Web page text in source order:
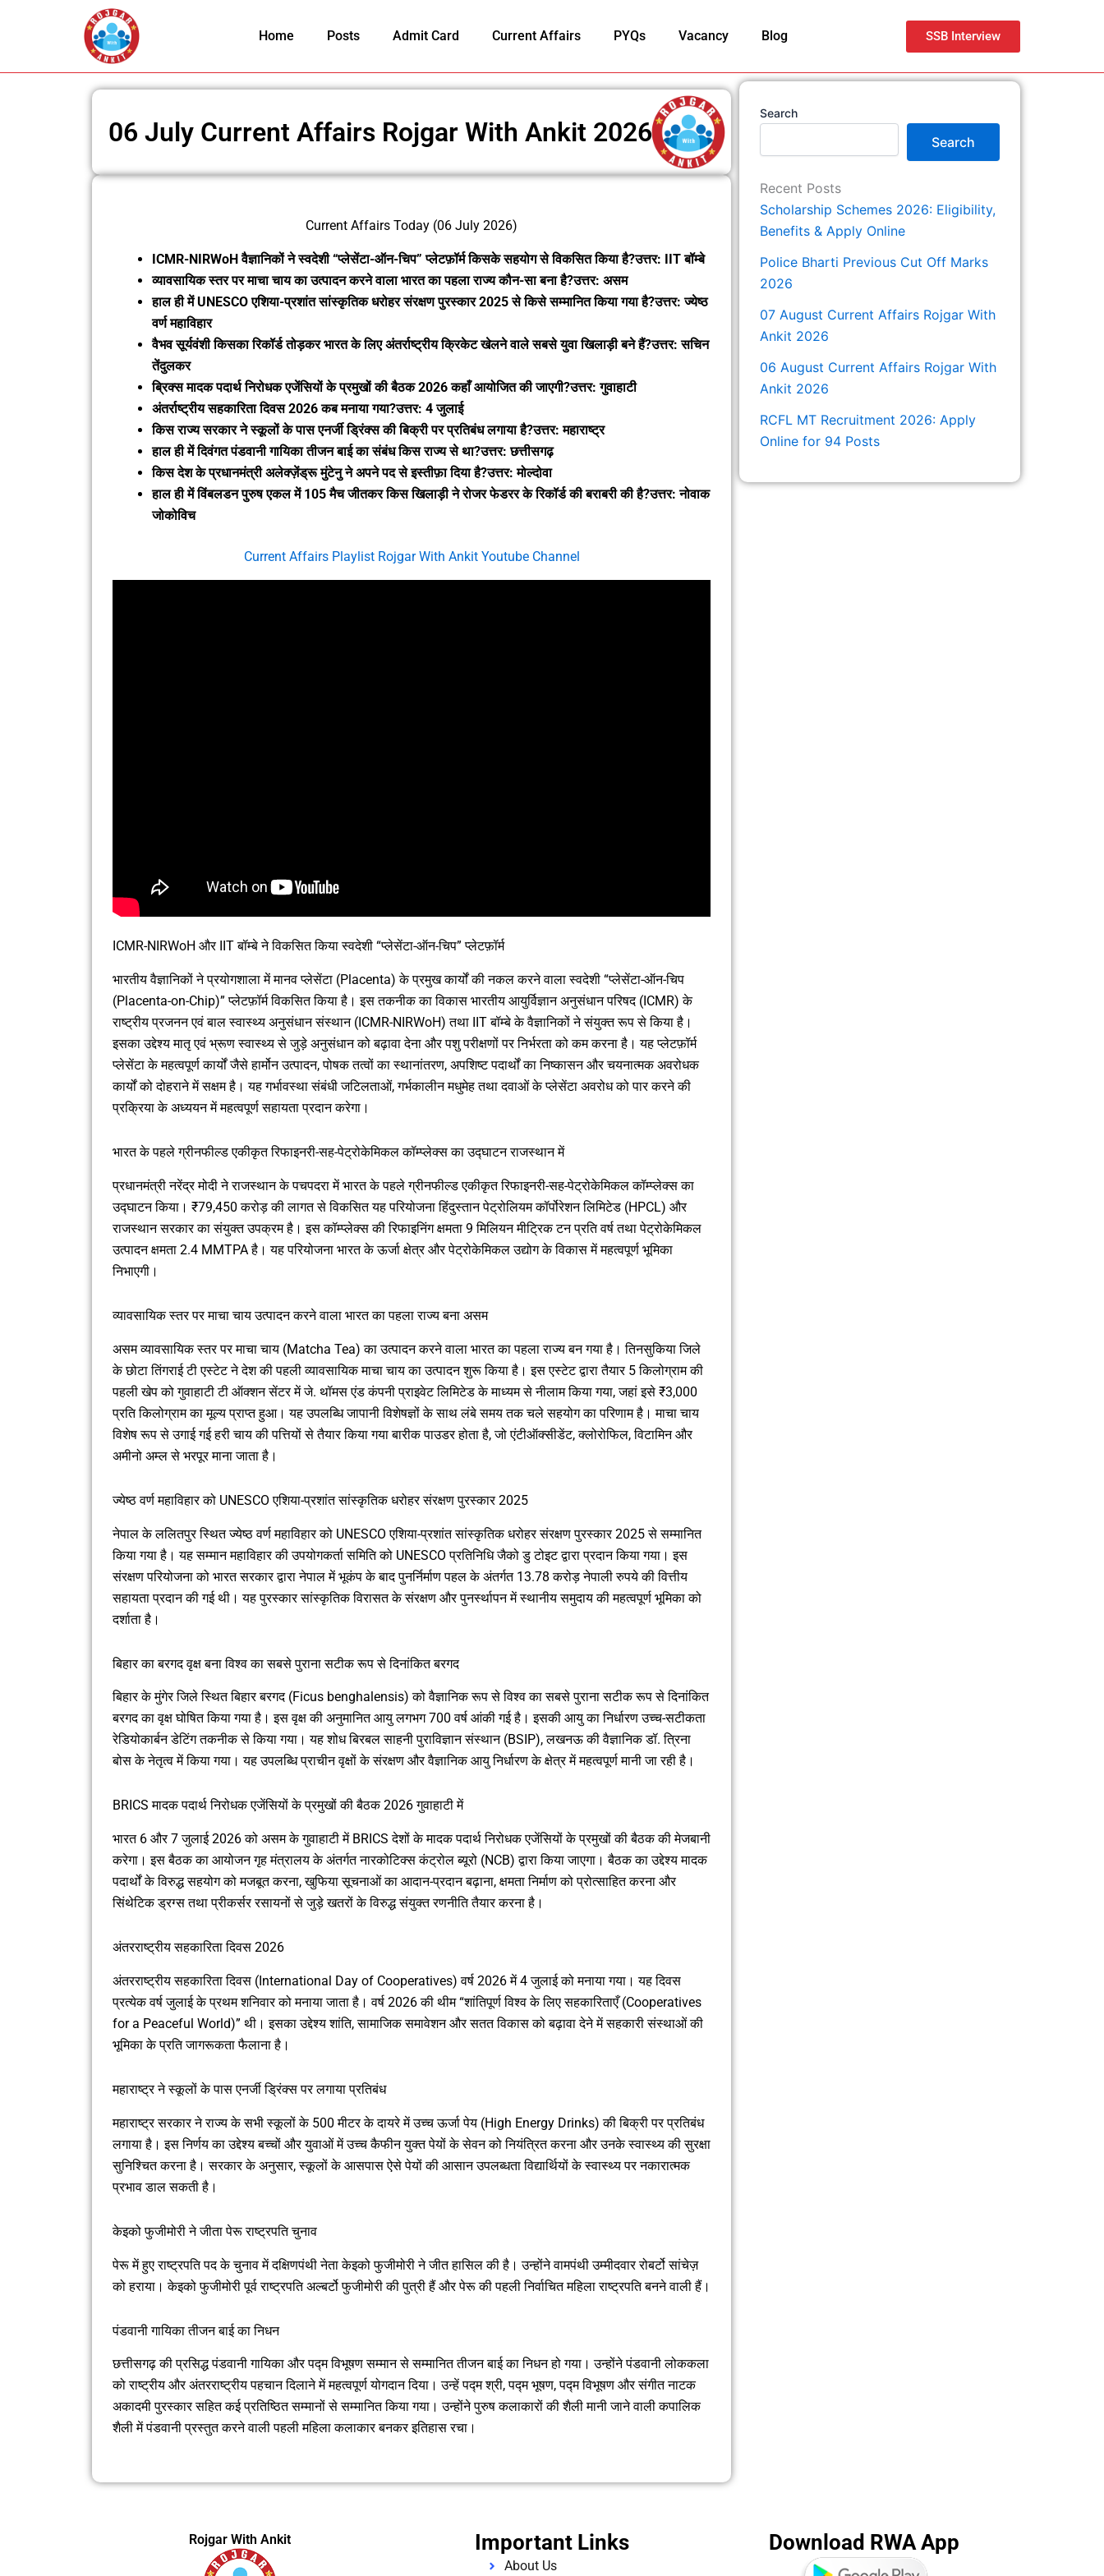
Home Posts Admit Card Current Affairs PYQs Vacancy Blog SSB Interview
06 July Current Affairs Rojgar With Ankit 2026
Current Affairs Today (06 July 2026)
ICMR-NIRWoH वैज्ञानिकों ने स्वदेशी “प्लेसेंटा-ऑन-चिप” प्लेटफ़ॉर्म किसके सहयोग से विकसित किया है?उत्तर: IIT बॉम्बे
व्यावसायिक स्तर पर माचा चाय का उत्पादन करने वाला भारत का पहला राज्य कौन-सा बना है?उत्तर: असम
हाल ही में UNESCO एशिया-प्रशांत सांस्कृतिक धरोहर संरक्षण पुरस्कार 2025 से किसे सम्मानित किया गया है?उत्तर: ज्येष्ठ
वर्ण महाविहार
वैभव सूर्यवंशी किसका रिकॉर्ड तोड़कर भारत के लिए अंतर्राष्ट्रीय क्रिकेट खेलने वाले सबसे युवा खिलाड़ी बने हैं?उत्तर: सचिन
तेंदुलकर
ब्रिक्स मादक पदार्थ निरोधक एजेंसियों के प्रमुखों की बैठक 2026 कहाँ आयोजित की जाएगी?उत्तर: गुवाहाटी
अंतर्राष्ट्रीय सहकारिता दिवस 2026 कब मनाया गया?उत्तर: 4 जुलाई
किस राज्य सरकार ने स्कूलों के पास एनर्जी ड्रिंक्स की बिक्री पर प्रतिबंध लगाया है?उत्तर: महाराष्ट्र
हाल ही में दिवंगत पंडवानी गायिका तीजन बाई का संबंध किस राज्य से था?उत्तर: छत्तीसगढ़
किस देश के प्रधानमंत्री अलेक्ज़ेंड्रू मुंटेनु ने अपने पद से इस्तीफ़ा दिया है?उत्तर: मोल्दोवा
हाल ही में विंबलडन पुरुष एकल में 105 मैच जीतकर किस खिलाड़ी ने रोजर फेडरर के रिकॉर्ड की बराबरी की है?उत्तर: नोवाक
जोकोविच
Current Affairs Playlist Rojgar With Ankit Youtube Channel
ICMR-NIRWoH और IIT बॉम्बे ने विकसित किया स्वदेशी “प्लेसेंटा-ऑन-चिप” प्लेटफ़ॉर्म
भारतीय वैज्ञानिकों ने प्रयोगशाला में मानव प्लेसेंटा (Placenta) के प्रमुख कार्यों की नकल करने वाला स्वदेशी “प्लेसेंटा-ऑन-चिप
(Placenta-on-Chip)” प्लेटफ़ॉर्म विकसित किया है। इस तकनीक का विकास भारतीय आयुर्विज्ञान अनुसंधान परिषद (ICMR) के
राष्ट्रीय प्रजनन एवं बाल स्वास्थ्य अनुसंधान संस्थान (ICMR-NIRWoH) तथा IIT बॉम्बे के वैज्ञानिकों ने संयुक्त रूप से किया है।
इसका उद्देश्य मातृ एवं भ्रूण स्वास्थ्य से जुड़े अनुसंधान को बढ़ावा देना और पशु परीक्षणों पर निर्भरता को कम करना है। यह प्लेटफ़ॉर्म
प्लेसेंटा के महत्वपूर्ण कार्यों जैसे हार्मोन उत्पादन, पोषक तत्वों का स्थानांतरण, अपशिष्ट पदार्थों का निष्कासन और चयनात्मक अवरोधक
कार्यों को दोहराने में सक्षम है। यह गर्भावस्था संबंधी जटिलताओं, गर्भकालीन मधुमेह तथा दवाओं के प्लेसेंटा अवरोध को पार करने की
प्रक्रिया के अध्ययन में महत्वपूर्ण सहायता प्रदान करेगा।
भारत के पहले ग्रीनफील्ड एकीकृत रिफाइनरी-सह-पेट्रोकेमिकल कॉम्प्लेक्स का उद्घाटन राजस्थान में
प्रधानमंत्री नरेंद्र मोदी ने राजस्थान के पचपदरा में भारत के पहले ग्रीनफील्ड एकीकृत रिफाइनरी-सह-पेट्रोकेमिकल कॉम्प्लेक्स का
उद्घाटन किया। ₹79,450 करोड़ की लागत से विकसित यह परियोजना हिंदुस्तान पेट्रोलियम कॉर्पोरेशन लिमिटेड (HPCL) और
राजस्थान सरकार का संयुक्त उपक्रम है। इस कॉम्प्लेक्स की रिफाइनिंग क्षमता 9 मिलियन मीट्रिक टन प्रति वर्ष तथा पेट्रोकेमिकल
उत्पादन क्षमता 2.4 MMTPA है। यह परियोजना भारत के ऊर्जा क्षेत्र और पेट्रोकेमिकल उद्योग के विकास में महत्वपूर्ण भूमिका
निभाएगी।
व्यावसायिक स्तर पर माचा चाय उत्पादन करने वाला भारत का पहला राज्य बना असम
असम व्यावसायिक स्तर पर माचा चाय (Matcha Tea) का उत्पादन करने वाला भारत का पहला राज्य बन गया है। तिनसुकिया जिले
के छोटा तिंगराई टी एस्टेट ने देश की पहली व्यावसायिक माचा चाय का उत्पादन शुरू किया है। इस एस्टेट द्वारा तैयार 5 किलोग्राम की
पहली खेप को गुवाहाटी टी ऑक्शन सेंटर में जे. थॉमस एंड कंपनी प्राइवेट लिमिटेड के माध्यम से नीलाम किया गया, जहां इसे ₹3,000
प्रति किलोग्राम का मूल्य प्राप्त हुआ। यह उपलब्धि जापानी विशेषज्ञों के साथ लंबे समय तक चले सहयोग का परिणाम है। माचा चाय
विशेष रूप से उगाई गई हरी चाय की पत्तियों से तैयार किया गया बारीक पाउडर होता है, जो एंटीऑक्सीडेंट, क्लोरोफिल, विटामिन और
अमीनो अम्ल से भरपूर माना जाता है।
ज्येष्ठ वर्ण महाविहार को UNESCO एशिया-प्रशांत सांस्कृतिक धरोहर संरक्षण पुरस्कार 2025
नेपाल के ललितपुर स्थित ज्येष्ठ वर्ण महाविहार को UNESCO एशिया-प्रशांत सांस्कृतिक धरोहर संरक्षण पुरस्कार 2025 से सम्मानित
किया गया है। यह सम्मान महाविहार की उपयोगकर्ता समिति को UNESCO प्रतिनिधि जैको डु टोइट द्वारा प्रदान किया गया। इस
संरक्षण परियोजना को भारत सरकार द्वारा नेपाल में भूकंप के बाद पुनर्निर्माण पहल के अंतर्गत 13.78 करोड़ नेपाली रुपये की वित्तीय
सहायता प्रदान की गई थी। यह पुरस्कार सांस्कृतिक विरासत के संरक्षण और पुनर्स्थापन में स्थानीय समुदाय की महत्वपूर्ण भूमिका को
दर्शाता है।
बिहार का बरगद वृक्ष बना विश्व का सबसे पुराना सटीक रूप से दिनांकित बरगद
बिहार के मुंगेर जिले स्थित बिहार बरगद (Ficus benghalensis) को वैज्ञानिक रूप से विश्व का सबसे पुराना सटीक रूप से दिनांकित
बरगद का वृक्ष घोषित किया गया है। इस वृक्ष की अनुमानित आयु लगभग 700 वर्ष आंकी गई है। इसकी आयु का निर्धारण उच्च-सटीकता
रेडियोकार्बन डेटिंग तकनीक से किया गया। यह शोध बिरबल साहनी पुराविज्ञान संस्थान (BSIP), लखनऊ की वैज्ञानिक डॉ. त्रिना
बोस के नेतृत्व में किया गया। यह उपलब्धि प्राचीन वृक्षों के संरक्षण और वैज्ञानिक आयु निर्धारण के क्षेत्र में महत्वपूर्ण मानी जा रही है।
BRICS मादक पदार्थ निरोधक एजेंसियों के प्रमुखों की बैठक 2026 गुवाहाटी में
भारत 6 और 7 जुलाई 2026 को असम के गुवाहाटी में BRICS देशों के मादक पदार्थ निरोधक एजेंसियों के प्रमुखों की बैठक की मेजबानी
करेगा। इस बैठक का आयोजन गृह मंत्रालय के अंतर्गत नारकोटिक्स कंट्रोल ब्यूरो (NCB) द्वारा किया जाएगा। बैठक का उद्देश्य मादक
पदार्थों के विरुद्ध सहयोग को मजबूत करना, खुफिया सूचनाओं का आदान-प्रदान बढ़ाना, क्षमता निर्माण को प्रोत्साहित करना और
सिंथेटिक ड्रग्स तथा प्रीकर्सर रसायनों से जुड़े खतरों के विरुद्ध संयुक्त रणनीति तैयार करना है।
अंतरराष्ट्रीय सहकारिता दिवस 2026
अंतरराष्ट्रीय सहकारिता दिवस (International Day of Cooperatives) वर्ष 2026 में 4 जुलाई को मनाया गया। यह दिवस
प्रत्येक वर्ष जुलाई के प्रथम शनिवार को मनाया जाता है। वर्ष 2026 की थीम “शांतिपूर्ण विश्व के लिए सहकारिताएँ (Cooperatives
for a Peaceful World)” थी। इसका उद्देश्य शांति, सामाजिक समावेशन और सतत विकास को बढ़ावा देने में सहकारी संस्थाओं की
भूमिका के प्रति जागरूकता फैलाना है।
महाराष्ट्र ने स्कूलों के पास एनर्जी ड्रिंक्स पर लगाया प्रतिबंध
महाराष्ट्र सरकार ने राज्य के सभी स्कूलों के 500 मीटर के दायरे में उच्च ऊर्जा पेय (High Energy Drinks) की बिक्री पर प्रतिबंध
लगाया है। इस निर्णय का उद्देश्य बच्चों और युवाओं में उच्च कैफीन युक्त पेयों के सेवन को नियंत्रित करना और उनके स्वास्थ्य की सुरक्षा
सुनिश्चित करना है। सरकार के अनुसार, स्कूलों के आसपास ऐसे पेयों की आसान उपलब्धता विद्यार्थियों के स्वास्थ्य पर नकारात्मक
प्रभाव डाल सकती है।
केइको फुजीमोरी ने जीता पेरू राष्ट्रपति चुनाव
पेरू में हुए राष्ट्रपति पद के चुनाव में दक्षिणपंथी नेता केइको फुजीमोरी ने जीत हासिल की है। उन्होंने वामपंथी उम्मीदवार रोबर्टो सांचेज़
को हराया। केइको फुजीमोरी पूर्व राष्ट्रपति अल्बर्टो फुजीमोरी की पुत्री हैं और पेरू की पहली निर्वाचित महिला राष्ट्रपति बनने वाली हैं।
पंडवानी गायिका तीजन बाई का निधन
छत्तीसगढ़ की प्रसिद्ध पंडवानी गायिका और पद्म विभूषण सम्मान से सम्मानित तीजन बाई का निधन हो गया। उन्होंने पंडवानी लोककला
को राष्ट्रीय और अंतरराष्ट्रीय पहचान दिलाने में महत्वपूर्ण योगदान दिया। उन्हें पद्म श्री, पद्म भूषण, पद्म विभूषण और संगीत नाटक
अकादमी पुरस्कार सहित कई प्रतिष्ठित सम्मानों से सम्मानित किया गया। उन्होंने पुरुष कलाकारों की शैली मानी जाने वाली कपालिक
शैली में पंडवानी प्रस्तुत करने वाली पहली महिला कलाकार बनकर इतिहास रचा।
Search
Search
Recent Posts
Scholarship Schemes 2026: Eligibility,
Benefits & Apply Online
Police Bharti Previous Cut Off Marks
2026
07 August Current Affairs Rojgar With
Ankit 2026
06 August Current Affairs Rojgar With
Ankit 2026
RCFL MT Recruitment 2026: Apply
Online for 94 Posts
Rojgar With Ankit Important Links
About Us
Download RWA App